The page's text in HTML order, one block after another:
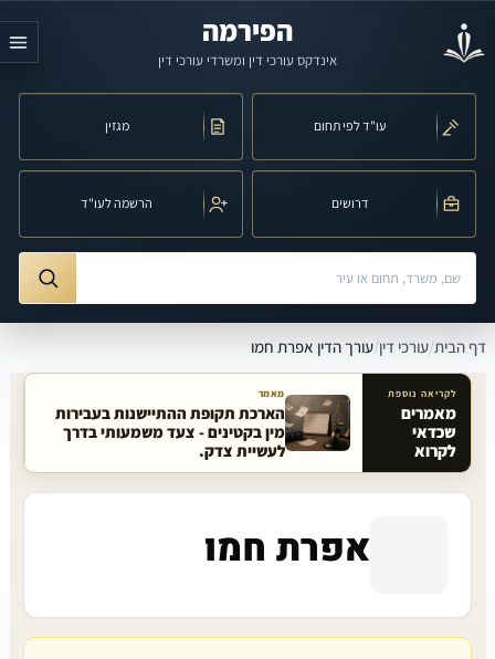
הפירמה
אינדקס עורכי דין ומשרדי עורכי דין
עו"ד לפי תחום מגזין
דרושים הרשמה לעו"ד
חיפוש לפי שם, משרד, תחום משפט או עיר
דף הבית/עורכי דין/עורך הדין אפרת חמו
מאמרים קשורים באתר
לקריאה נוספת
מאמרים
שכדאי
לקרוא
מאמר
הארכת תקופת ההתיישנות בעבירות
מין בקטינים - צעד משמעותי בדרך
לעשיית צדק.
אפרת חמו